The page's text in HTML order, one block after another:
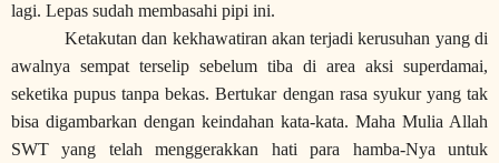
lagi. Lepas sudah membasahi pipi ini.
Ketakutan dan kekhawatiran akan terjadi kerusuhan yang di
awalnya sempat terselip sebelum tiba di area aksi superdamai,
seketika pupus tanpa bekas. Bertukar dengan rasa syukur yang tak
bisa digambarkan dengan keindahan kata-kata. Maha Mulia Allah
SWT yang telah menggerakkan hati para hamba-Nya untuk